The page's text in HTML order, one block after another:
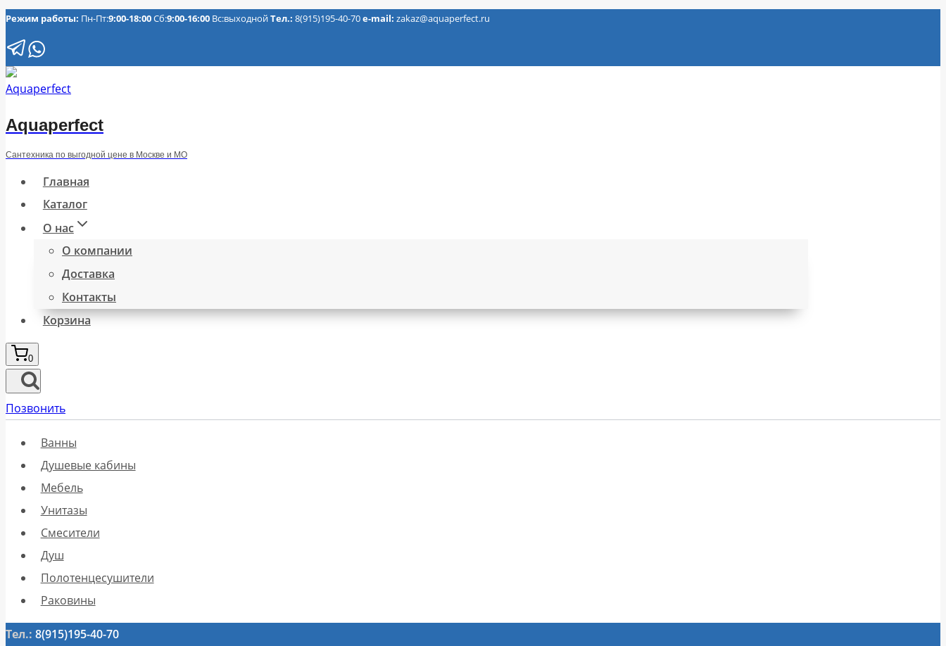
Перейти
к
содержимому
Режим работы: Пн-Пт:9:00-18:00Сб:9:00-16:00 Вс:выходнойТел.: 8(915)195-40-70e-mail: zakaz@aquaperfect.ru
Aquaperfect
Сантехника по выгодной цене в Москве и МО
Главная
Каталог
О нас
О компании
Доставка
Контакты
Корзина
0
Позвонить
Ванны
Душевые кабины
Мебель
Унитазы
Смесители
Душ
Полотенцесушители
Раковины
Тел.: 8(915)195-40-70